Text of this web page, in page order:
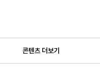
콘텐츠 더보기